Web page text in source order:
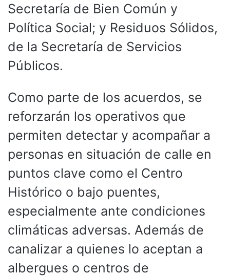
Secretaría de Bien Común y
Política Social; y Residuos Sólidos,
de la Secretaría de Servicios
Públicos.
Como parte de los acuerdos, se
reforzarán los operativos que
permiten detectar y acompañar a
personas en situación de calle en
puntos clave como el Centro
Histórico o bajo puentes,
especialmente ante condiciones
climáticas adversas. Además de
canalizar a quienes lo aceptan a
albergues o centros de